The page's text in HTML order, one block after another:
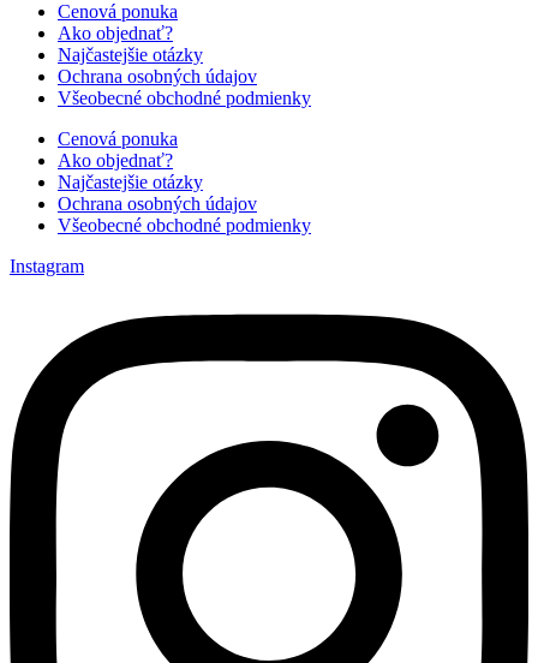
Cenová ponuka
Ako objednať?
Najčastejšie otázky
Ochrana osobných údajov
Všeobecné obchodné podmienky
Cenová ponuka
Ako objednať?
Najčastejšie otázky
Ochrana osobných údajov
Všeobecné obchodné podmienky
Instagram